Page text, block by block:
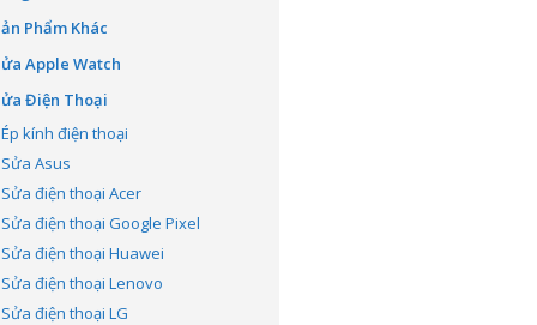
Phẩm Khác
Apple Watch
Điện Thoại
Ép kính điện thoại
Sửa Asus
Sửa điện thoại Acer
Sửa điện thoại Google Pixel
Sửa điện thoại Huawei
Sửa điện thoại Lenovo
Sửa điện thoại LG